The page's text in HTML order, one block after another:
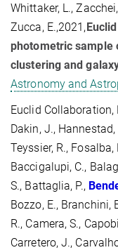
Whittaker, L.,
Zucca, E.,2021,
photometric sample
clustering and
Astronomy and
Euclid Collaboration,
Dakin, J., Hannestad,
Teyssier, R., Fosalba,
Baccigalupi, C.,
S., Battaglia, P.,
Bozzo, E., Branchini,
R., Camera, S.,
Carretero, J.,